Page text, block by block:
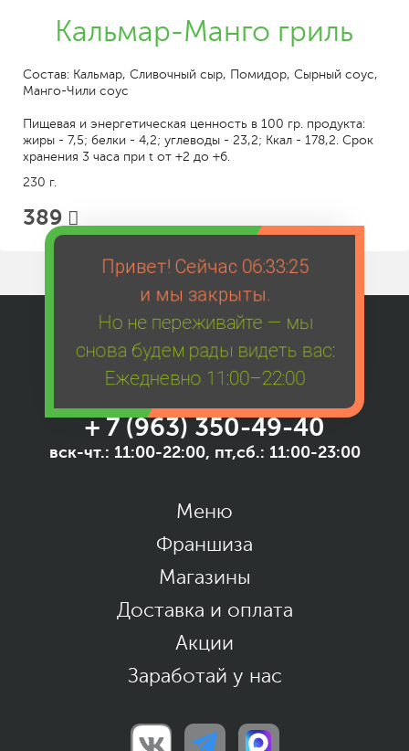
Привет! Сейчас 06:33:25
и мы закрыты.
Но не переживайте — мы
снова будем рады видеть вас:
Ежедневно 11:00–22:00
Кальмар-Манго гриль
Состав: Кальмар, Сливочный сыр, Помидор, Сырный соус,
Манго-Чили соус
Пищевая и энергетическая ценность в 100 гр. продукта:
жиры - 7,5; белки - 4,2; углеводы - 23,2; Ккал - 178,2. Срок
хранения 3 часа при t от +2 до +6.
230 г.
389
+ 7 (963) 350-49-40
вск-чт.: 11:00-22:00, пт,сб.: 11:00-23:00
Меню
Франшиза
Магазины
Доставка и оплата
Акции
Заработай у нас